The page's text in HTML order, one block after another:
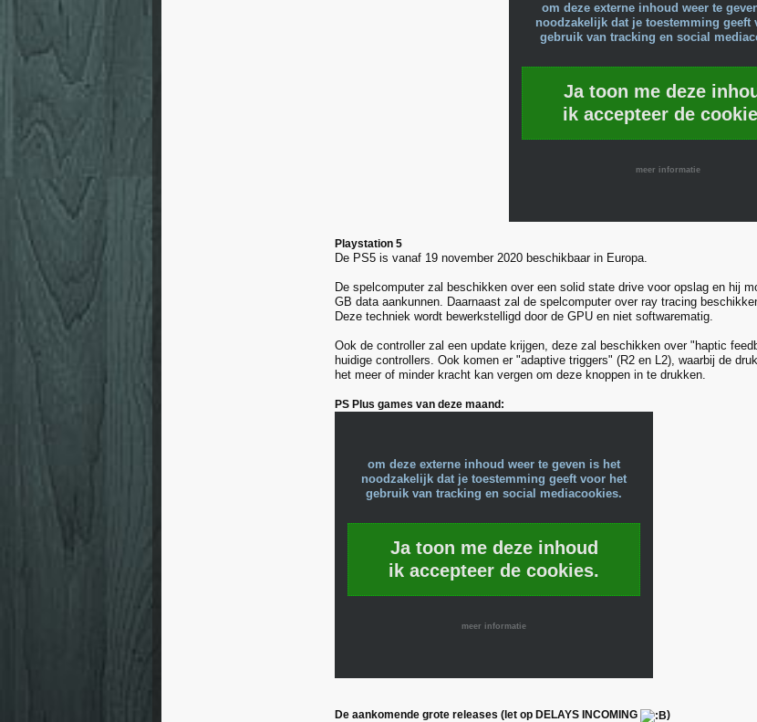
om deze externe inhoud weer te
noodzakelijk dat je toestemming geeft
gebruik van tracking en social
Ja toon me deze
ik accepteer de
meer informatie
Playstation 5
De PS5 is vanaf 19 november 2020 beschikbaar in Europa.
De spelcomputer zal beschikken over een solid state drive voor opslag en hij
GB data aankunnen. Daarnaast zal de spelcomputer over ray tracing
Deze techniek wordt bewerkstelligd door de GPU en niet softwarematig.
Ook de controller zal een update krijgen, deze zal beschikken over "haptic
huidige controllers. Ook komen er "adaptive triggers" (R2 en L2), waarbij de
het meer of minder kracht kan vergen om deze knoppen in te drukken.
PS Plus games van deze maand:
om deze externe inhoud weer te geven is het
noodzakelijk dat je toestemming geeft voor het
gebruik van tracking en social mediacookies.
Ja toon me deze inhoud
ik accepteer de cookies.
meer informatie
De aankomende grote releases (let op DELAYS INCOMING )